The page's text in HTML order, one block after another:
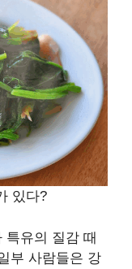
있다?
특유의 질감 때
부 사람들은 강